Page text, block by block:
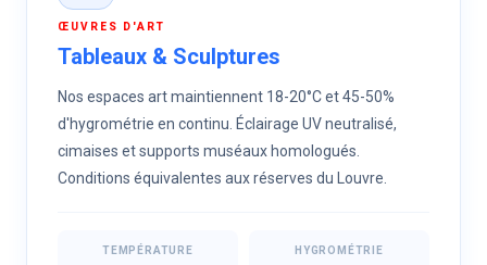
ŒUVRES D'ART
Tableaux & Sculptures
Nos espaces art maintiennent 18-20°C et 45-50%
d'hygrométrie en continu. Éclairage UV neutralisé,
cimaises et supports muséaux homologués.
Conditions équivalentes aux réserves du Louvre.
TEMPÉRATURE HYGROMÉTRIE